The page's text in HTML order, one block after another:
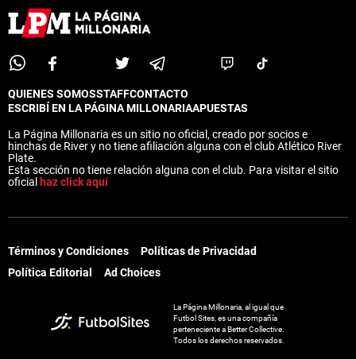
QUIENES SOMOSSTAFFCONTACTO
ESCRIBÍ EN LA PÁGINA MILLONARIAAPUESTAS
La Página Millonaria es un sitio no oficial, creado por socios e
hinchas de River y no tiene afiliación alguna con el club Atlético River
Plate.
Esta sección no tiene relación alguna con el club. Para visitar el sitio
oficial haz click aquí
Términos y Condiciones
Políticas de Privacidad
Política Editorial
Ad Choices
La Página Millonaria, al igual que
Futbol Sites, es una compañía
perteneciente a Better Collective.
Todos los derechos reservados.